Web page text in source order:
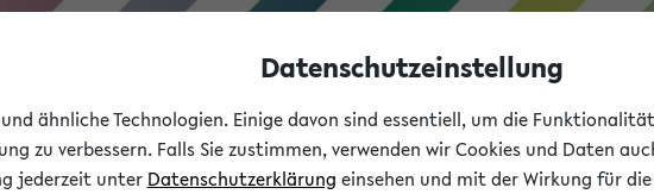
Datenschutzeinstellung
ähnliche Technologien. Einige davon sind essentiell, um die
zu verbessern. Falls Sie zustimmen, verwenden wir Cookies und Daten
jederzeit unter Datenschutzerklärung einsehen und mit der Wirkung für